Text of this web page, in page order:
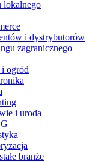
lokalnego
i dystrybutorów
zagranicznego
ogród
i uroda
branże